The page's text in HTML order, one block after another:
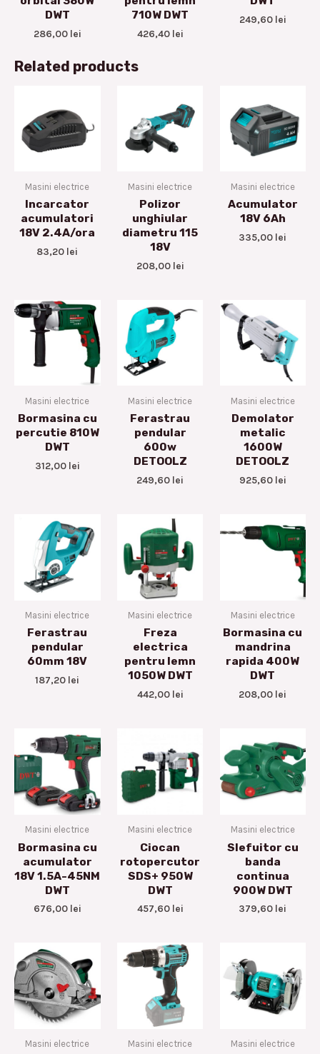
DWT
286,00 lei
710W DWT
426,40 lei
249,60 lei
Related products
Masini electrice
Incarcator
acumulatori
18V 2.4A/ora
83,20 lei
Masini electrice
Polizor
unghiular
diametru 115
18V
208,00 lei
Masini electrice
Acumulator
18V 6Ah
335,00 lei
Masini electrice
Bormasina cu
percutie 810W
DWT
312,00 lei
Masini electrice
Ferastrau
pendular
600w
DETOOLZ
249,60 lei
Masini electrice
Demolator
metalic
1600W
DETOOLZ
925,60 lei
Masini electrice
Ferastrau
pendular
60mm 18V
187,20 lei
Masini electrice
Freza
electrica
pentru lemn
1050W DWT
442,00 lei
Masini electrice
Bormasina cu
mandrina
rapida 400W
DWT
208,00 lei
Masini electrice
Bormasina cu
acumulator
18V 1.5A-45NM
DWT
676,00 lei
Masini electrice
Ciocan
rotopercutor
SDS+ 950W
DWT
457,60 lei
Masini electrice
Slefuitor cu
banda
continua
900W DWT
379,60 lei
Masini electrice Masini electrice Masini electrice